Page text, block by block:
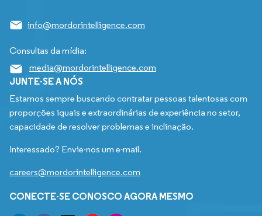
info@mordorintelligence.com
Consultas da mídia:
media@mordorintelligence.com
JUNTE-SE A NÓS
Estamos sempre buscando contratar pessoas talentosas com
proporções iguais e extraordinárias de experiência no setor,
capacidade de resolver problemas e inclinação.
Interessado? Envie-nos um e-mail.
careers@mordorintelligence.com
CONECTE-SE CONOSCO AGORA MESMO